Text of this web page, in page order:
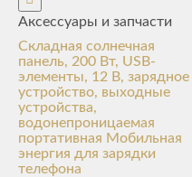
Аксессуары и запчасти
Складная солнечная
панель, 200 Вт, USB-
элементы, 12 В, зарядное
устройство, выходные
устройства,
водонепроницаемая
портативная Мобильная
энергия для зарядки
телефона